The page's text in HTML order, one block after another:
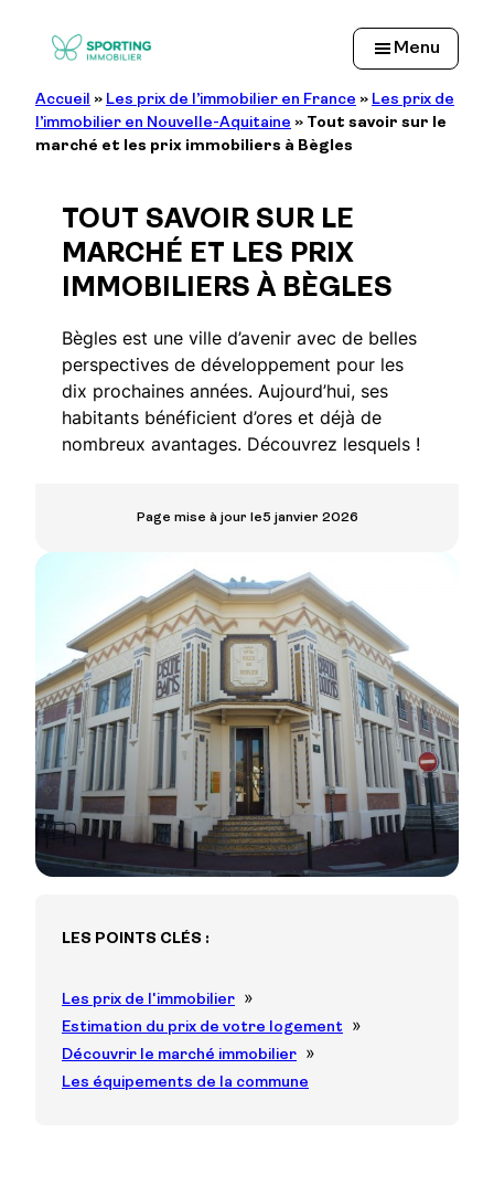
Menu
Accueil » Les prix de l’immobilier en France » Les prix de
l’immobilier en Nouvelle-Aquitaine » Tout savoir sur le
marché et les prix immobiliers à Bègles
TOUT SAVOIR SUR LE
MARCHÉ ET LES PRIX
IMMOBILIERS À BÈGLES
Bègles est une ville d’avenir avec de belles
perspectives de développement pour les
dix prochaines années. Aujourd’hui, ses
habitants bénéficient d’ores et déjà de
nombreux avantages. Découvrez lesquels !
Page mise à jour le5 janvier 2026
LES POINTS CLÉS :
Les prix de l'immobilier
Estimation du prix de votre logement
Découvrir le marché immobilier
Les équipements de la commune